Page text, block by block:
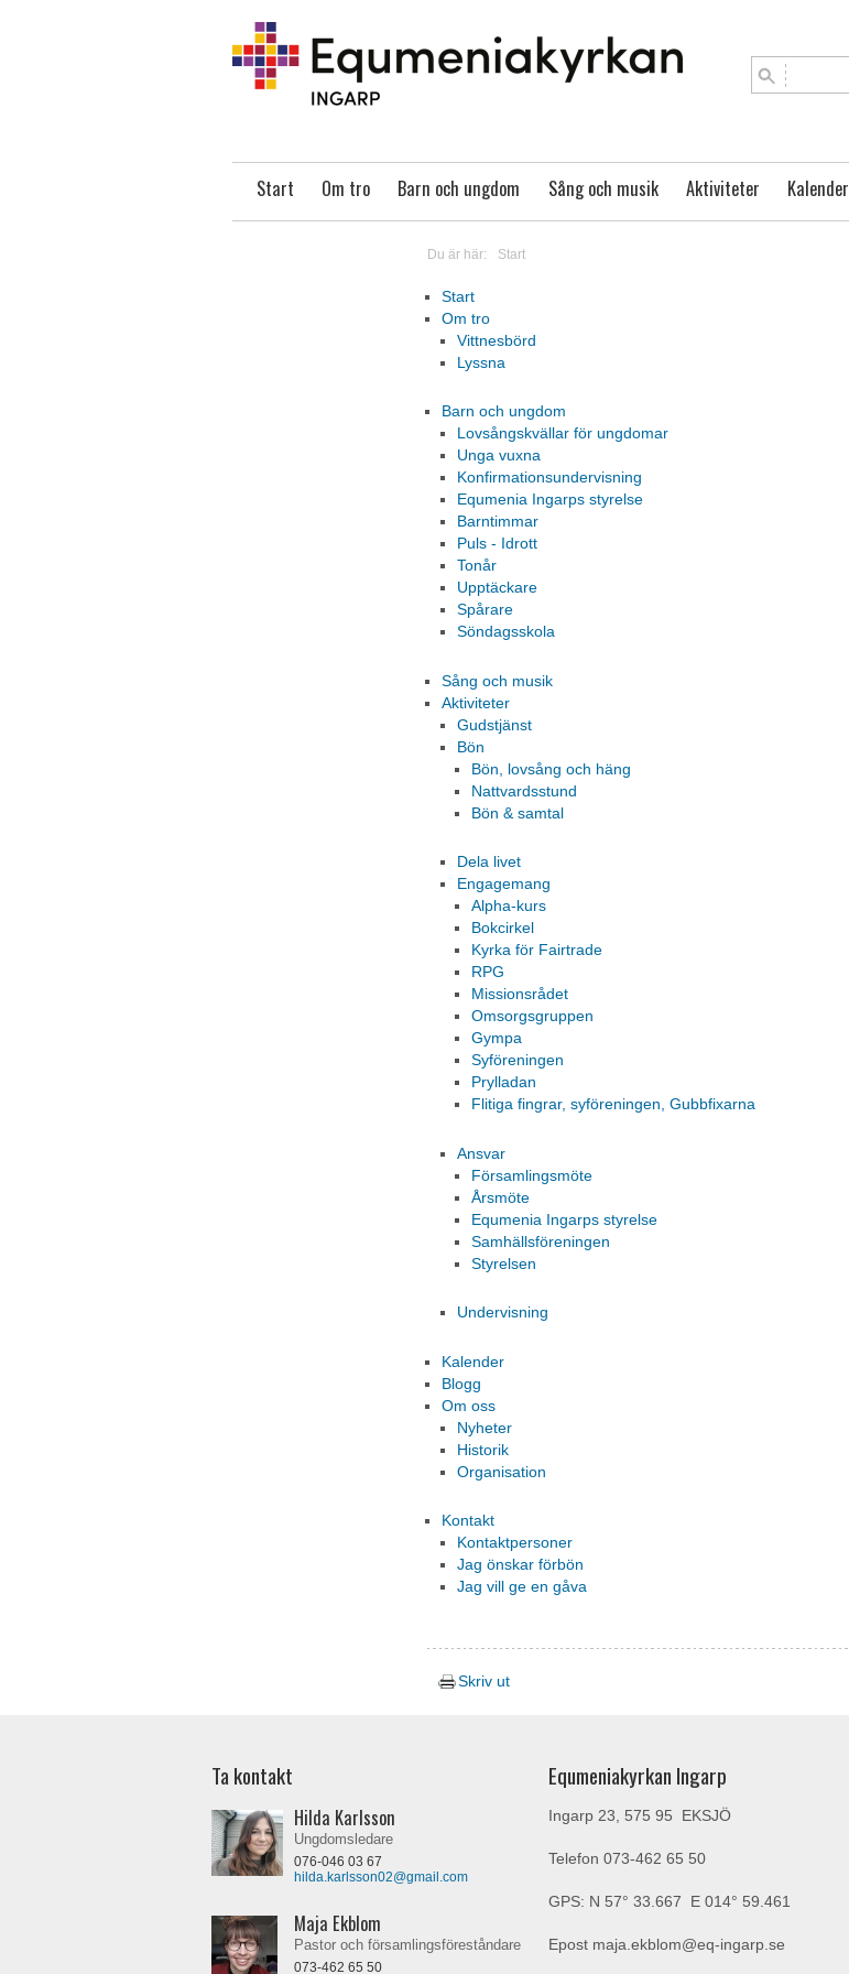
Start Om tro Barn och ungdom Sång och musik Aktiviteter Kalender
Du är här: Start
Start
Om tro
Vittnesbörd
Lyssna
Barn och ungdom
Lovsångskvällar för ungdomar
Unga vuxna
Konfirmationsundervisning
Equmenia Ingarps styrelse
Barntimmar
Puls - Idrott
Tonår
Upptäckare
Spårare
Söndagsskola
Sång och musik
Aktiviteter
Gudstjänst
Bön
Bön, lovsång och häng
Nattvardsstund
Bön & samtal
Dela livet
Engagemang
Alpha-kurs
Bokcirkel
Kyrka för Fairtrade
RPG
Missionsrådet
Omsorgsgruppen
Gympa
Syföreningen
Prylladan
Flitiga fingrar, syföreningen, Gubbfixarna
Ansvar
Församlingsmöte
Årsmöte
Equmenia Ingarps styrelse
Samhällsföreningen
Styrelsen
Undervisning
Kalender
Blogg
Om oss
Nyheter
Historik
Organisation
Kontakt
Kontaktpersoner
Jag önskar förbön
Jag vill ge en gåva
Skriv ut
Ta kontakt
Hilda Karlsson
Ungdomsledare
076-046 03 67
hilda.karlsson02@gmail.com
Maja Ekblom
Pastor och församlingsföreståndare
073-462 65 50
Equmeniakyrkan Ingarp
Ingarp 23, 575 95 EKSJÖ
Telefon073-462 65 50
GPS: N 57° 33.667 E 014° 59.461
Epost maja.ekblom@eq-ingarp.se